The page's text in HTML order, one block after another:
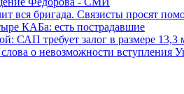
вся бригада. Связисты просят
КАБа: есть пострадавшие
САП требует залог в размере 13,3
о невозможности